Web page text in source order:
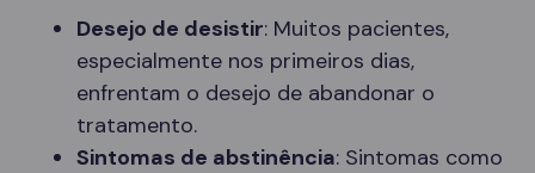
Desejo de desistir: Muitos pacientes,
especialmente nos primeiros dias,
enfrentam o desejo de abandonar o
tratamento.
Sintomas de abstinência: Sintomas como